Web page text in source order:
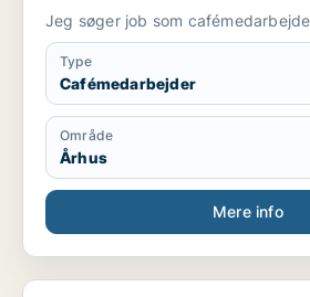
Jeg søger job som
Type
Cafémedarbejder
Område
Århus
Mere info